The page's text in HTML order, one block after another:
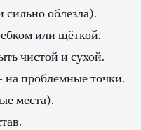
сильно облезла).
или щёткой.
чистой и сухой.
проблемные точки.
места).